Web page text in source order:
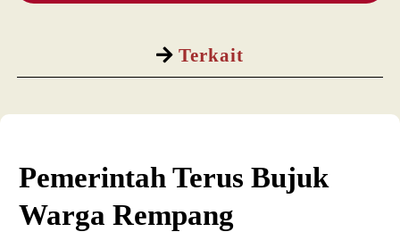
Terkait
Pemerintah Terus Bujuk
Warga Rempang